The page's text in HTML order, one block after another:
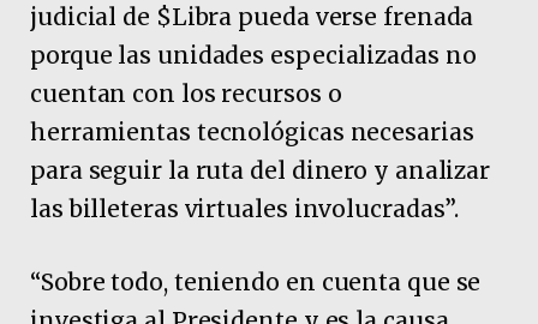
judicial de $Libra pueda verse frenada
porque las unidades especializadas no
cuentan con los recursos o
herramientas tecnológicas necesarias
para seguir la ruta del dinero y analizar
las billeteras virtuales involucradas”.
“Sobre todo, teniendo en cuenta que se